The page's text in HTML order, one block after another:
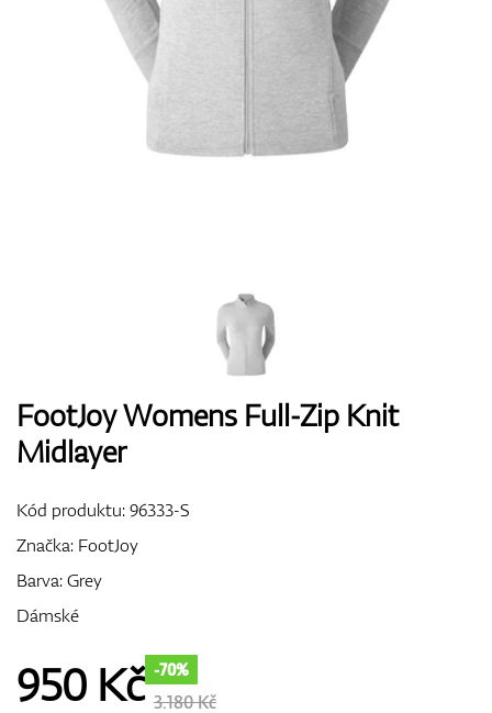
Rukavice
Bagy
FootJoy Womens Full-Zip Knit
Midlayer
Kód produktu:96333-S
Značka: FootJoy
Barva: Grey
Dámské
950 Kč -70%
3.180 Kč